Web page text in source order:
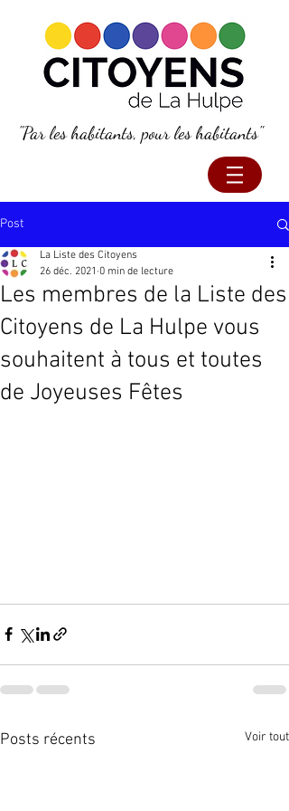
"Par les habitants, pour les habitants"
Post
Les membres de la Liste des
Citoyens de La Hulpe vous
souhaitent à tous et toutes
de Joyeuses Fêtes
La Liste des Citoyens
26 déc. 2021 0 min de lecture
Posts récents Voir tout